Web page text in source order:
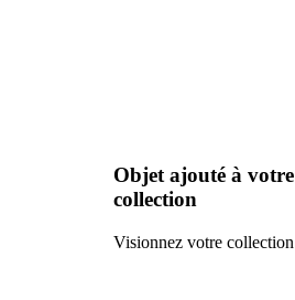
Objet ajouté à votre
collection
Visionnez votre collection